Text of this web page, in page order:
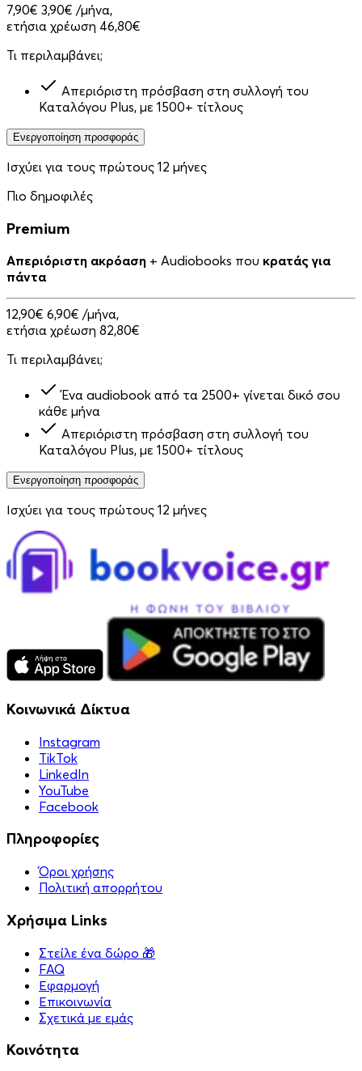
7,90€ 3,90€ /μήνα,
ετήσια χρέωση 46,80€
Τι περιλαμβάνει;
Απεριόριστη πρόσβαση στη συλλογή του
Καταλόγου Plus, με 1500+ τίτλους
Ενεργοποίηση προσφοράς
Ισχύει για τους πρώτους 12 μήνες
Πιο δημοφιλές
Premium
Απεριόριστη ακρόαση + Audiobooks που κρατάς για
πάντα
12,90€ 6,90€ /μήνα,
ετήσια χρέωση 82,80€
Τι περιλαμβάνει;
Ένα audiobook από τα 2500+ γίνεται δικό σου
κάθε μήνα
Απεριόριστη πρόσβαση στη συλλογή του
Καταλόγου Plus, με 1500+ τίτλους
Ενεργοποίηση προσφοράς
Ισχύει για τους πρώτους 12 μήνες
Κοινωνικά Δίκτυα
Instagram
TikTok
LinkedIn
YouTube
Facebook
Πληροφορίες
Όροι χρήσης
Πολιτική απορρήτου
Χρήσιμα Links
Στείλε ένα δώρο 🎁
FAQ
Εφαρμογή
Επικοινωνία
Σχετικά με εμάς
Κοινότητα